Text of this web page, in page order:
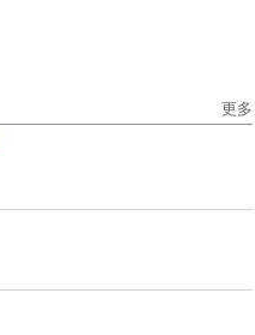
更多